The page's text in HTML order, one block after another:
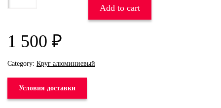
1 500 ₽
Add to cart
Category: Круг алюминиевый
Условия доставки